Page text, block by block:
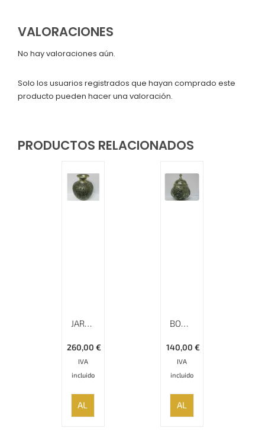
VALORACIONES
No hay valoraciones aún.
Solo los usuarios registrados que hayan comprado este
producto pueden hacer una valoración.
PRODUCTOS RELACIONADOS
JARRÓN CINCELADO QALAMZANI, ALTURA DE 26 CM
€
260,00
IVA
incluido
AL
CARRITO
BOMBONERA CINCELADA QALAMZANI, ALTURA DE 16 CM
€
140,00
IVA
incluido
AL
CARRITO